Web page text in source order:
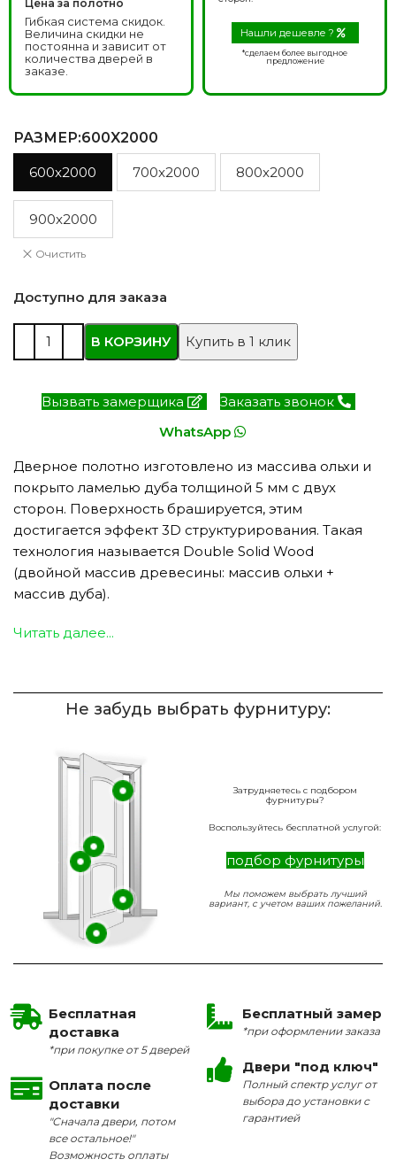
Цена за полотно
Гибкая система скидок.
Величина скидки не
постоянна и зависит от
количества дверей в
заказе.
Нашли дешевле ?
*сделаем более выгодное
предложение
РАЗМЕР:600X2000
600x2000 700x2000 800x2000
900x2000
Очистить
Доступно для заказа
В КОРЗИНУ Купить в 1 клик
Вызвать замерщика
Заказать звонок
WhatsApp
Дверное полотно изготовлено из массива ольхи и
покрыто ламелью дуба толщиной 5 мм с двух
сторон. Поверхность брашируется, этим
достигается эффект 3D структурирования. Такая
технология называется Double Solid Wood
(двойной массив древесины: массив ольхи +
массив дуба).
Читать далее...
Не забудь выбрать фурнитуру:
Затрудняетесь с подбором
фурнитуры?
Воспользуйтесь бесплатной услугой:
подбор фурнитуры
Мы поможем выбрать лучший
вариант, с учетом ваших пожеланий.
Бесплатная
доставка
*при покупке от 5 дверей
Оплата после
доставки
"Сначала двери, потом
все остальное!"
Возможность оплаты
Бесплатный замер
*при оформлении заказа
Двери "под ключ"
Полный спектр услуг от
выбора до установки с
гарантией